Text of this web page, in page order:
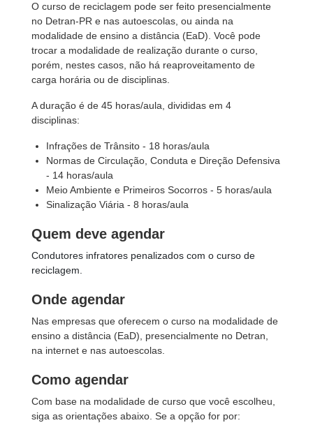
O curso de reciclagem pode ser feito presencialmente
no Detran-PR e nas autoescolas, ou ainda na
modalidade de ensino a distância (EaD). Você pode
trocar a modalidade de realização durante o curso,
porém, nestes casos, não há reaproveitamento de
carga horária ou de disciplinas.
A duração é de 45 horas/aula, divididas em 4
disciplinas:
Infrações de Trânsito - 18 horas/aula
Normas de Circulação, Conduta e Direção Defensiva
- 14 horas/aula
Meio Ambiente e Primeiros Socorros - 5 horas/aula
Sinalização Viária - 8 horas/aula
Quem deve agendar
Condutores infratores penalizados com o curso de
reciclagem.
Onde agendar
Nas empresas que oferecem o curso na modalidade de
ensino a distância (EaD), presencialmente no Detran,
na internet e nas autoescolas.
Como agendar
Com base na modalidade de curso que você escolheu,
siga as orientações abaixo. Se a opção for por: